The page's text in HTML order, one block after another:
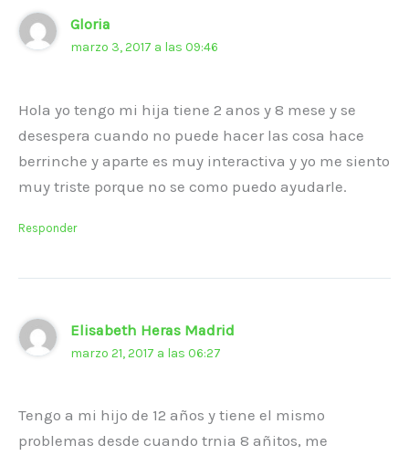
Gloria
marzo 3, 2017 a las 09:46
Hola yo tengo mi hija tiene 2 anos y 8 mese y se
desespera cuando no puede hacer las cosa hace
berrinche y aparte es muy interactiva y yo me siento
muy triste porque no se como puedo ayudarle.
Responder
Elisabeth Heras Madrid
marzo 21, 2017 a las 06:27
Tengo a mi hijo de 12 años y tiene el mismo
problemas desde cuando trnia 8 añitos, me